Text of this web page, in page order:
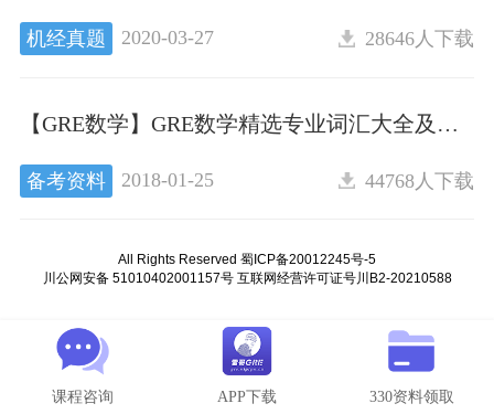
机经真题 2020-03-27 28646人下载
【GRE数学】GRE数学精选专业词汇大全及题型大全
备考资料 2018-01-25 44768人下载
All Rights Reserved 蜀ICP备20012245号-5
川公网安备 51010402001157号 互联网经营许可证号川B2-20210588
课程咨询 APP下载 330资料领取
All Rights Reserved 蜀ICP备20012245号-5
川公网安备 51010402001157号 互联网经营许可证号川B2-20210588